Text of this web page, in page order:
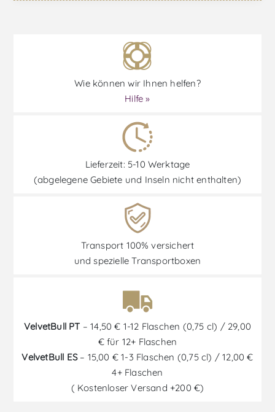
Wie können wir Ihnen helfen?
Hilfe »
Lieferzeit: 5-10 Werktage
(abgelegene Gebiete und Inseln nicht enthalten)
Transport 100% versichert
und spezielle Transportboxen
VelvetBull PT – 14,50 € 1-12 Flaschen (0,75 cl) / 29,00
€ für 12+ Flaschen
VelvetBull ES– 15,00 € 1-3 Flaschen (0,75 cl) / 12,00 €
4+ Flaschen
( Kostenloser Versand +200 €)